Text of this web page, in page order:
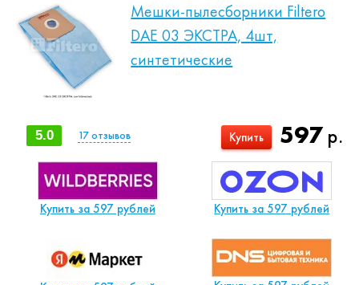
Мешки-пылесборники Filtero
DAE 03 ЭКСТРА, 4шт,
синтетические
597р.
Купить
5.0 17отзывов
Купить за 597 рублей Купить за 597 рублей